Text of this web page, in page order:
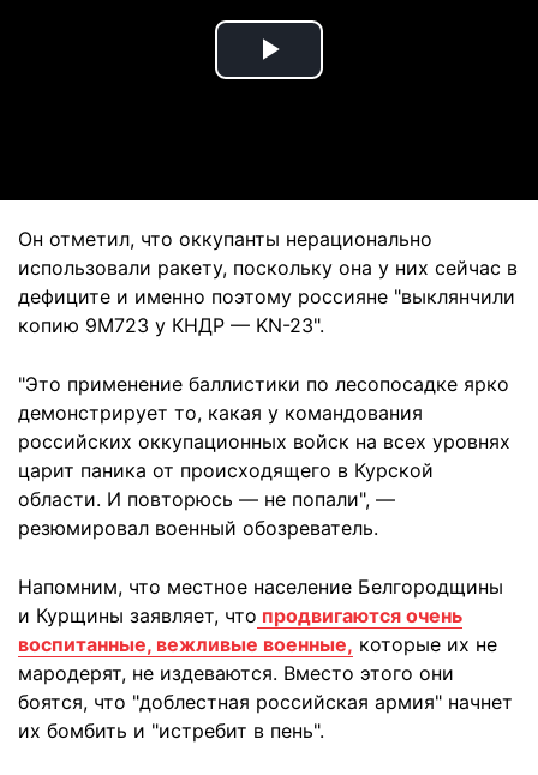
Play
Он отметил, что оккупанты нерационально
использовали ракету, поскольку она у них сейчас в
дефиците и именно поэтому россияне "выклянчили
копию 9М723 у КНДР — KN-23".
"Это применение баллистики по лесопосадке ярко
демонстрирует то, какая у командования
российских оккупационных войск на всех уровнях
царит паника от происходящего в Курской
области. И повторюсь — не попали", —
резюмировал военный обозреватель.
Напомним, что местное население Белгородщины
и Курщины заявляет, что продвигаются очень
воспитанные, вежливые военные, которые их не
мародерят, не издеваются. Вместо этого они
боятся, что "доблестная российская армия" начнет
их бомбить и "истребит в пень".